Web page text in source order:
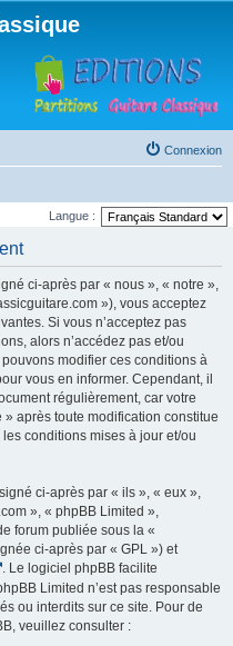
Connexion
Langue :
ci-après par « nous », « notre »,
»), vous acceptez
Si vous n’acceptez pas
alors n’accédez pas et/ou
modifier ces conditions à
vous en informer. Cependant, il
régulièrement, car votre
après toute modification constitue
conditions mises à jour et/ou
ci-après par « ils », « eux »,
», « phpBB Limited »,
forum publiée sous la «
ci-après par « GPL ») et
. Le logiciel phpBB facilite
Limited n’est pas responsable
ou interdits sur ce site. Pour de
veuillez consulter :